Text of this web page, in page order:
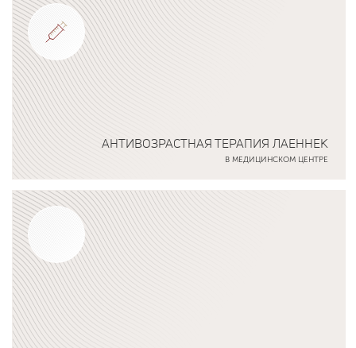
АНТИВОЗРАСТНАЯ ТЕРАПИЯ ЛАЕННЕК
В МЕДИЦИНСКОМ ЦЕНТРЕ
Подробнее о программе